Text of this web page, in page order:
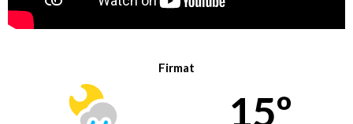
Firmat
15º